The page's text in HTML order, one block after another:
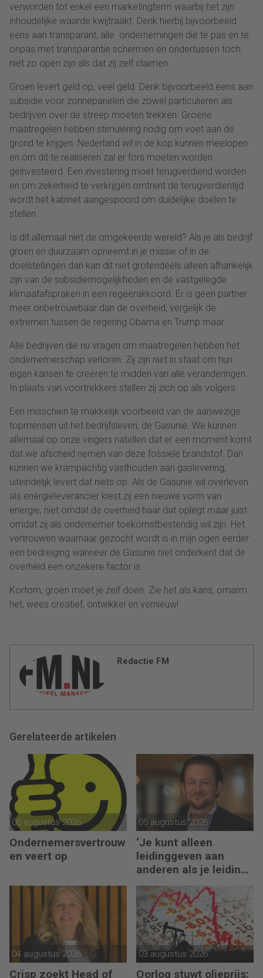
verworden tot enkel een marketingterm waarbij het zijn
inhoudelijke waarde kwijtraakt. Denk hierbij bijvoorbeeld
eens aan transparant, alle ondernemingen die te pas en te
onpas met transparantie schermen en ondertussen toch
niet zo open zijn als dat zij zelf claimen.
Groen levert geld op, veel geld. Denk bijvoorbeeld eens aan
subsidie voor zonnepanelen die zowel particulieren als
bedrijven over de streep moeten trekken. Groene
maatregelen hebben stimulering nodig om voet aan de
grond te krijgen. Nederland wil in de kop kunnen meelopen
en om dit te realiseren zal er fors moeten worden
geïnvesteerd. Een investering moet terugverdiend worden
en om zekerheid te verkrijgen omtrent de terugverdientijd
wordt het kabinet aangespoord om duidelijke doelen te
stellen.
Is dit allemaal niet de omgekeerde wereld? Als je als bedrijf
groen en duurzaam opneemt in je missie of in de
doelstellingen dan kan dit niet grotendeels alleen afhankelijk
zijn van de subsidiemogelijkheden en de vastgelegde
klimaatafspraken in een regeerakkoord. Er is geen partner
meer onbetrouwbaar dan de overheid, vergelijk de
extremen tussen de regering Obama en Trump maar.
Alle bedrijven die nu vragen om maatregelen hebben het
ondernemerschap verloren. Zij zijn niet in staat om hun
eigen kansen te creëren te midden van alle veranderingen.
In plaats van voortrekkers stellen zij zich op als volgers.
Een misschien te makkelijk voorbeeld van de aanwezige
topmensen uit het bedrijfsleven, de Gasunie. We kunnen
allemaal op onze vingers natellen dat er een moment komt
dat we afscheid nemen van deze fossiele brandstof. Dan
kunnen we krampachtig vasthouden aan gaslevering,
uiteindelijk levert dat niets op. Als de Gasunie wil overleven
als energieleverancier kiest zij een nieuwe vorm van
energie, niet omdat de overheid haar dat oplegt maar juist
omdat zij als ondernemer toekomstbestendig wil zijn. Het
vertrouwen waarnaar gezocht wordt is in mijn ogen eerder
een bedreiging wanneer de Gasunie niet onderkent dat de
overheid een onzekere factor is.
Kortom, groen moet je zelf doen. Zie het als kans, omarm
het, wees creatief, ontwikkel en vernieuw!
Redactie FM
Gerelateerde artikelen
06 augustus 2026
Ondernemersvertrouw
en veert op
05 augustus 2026
‘Je kunt alleen
leidinggeven aan
anderen als je leiding
kunt geven aan jezelf’
04 augustus 2026
Crisp zoekt Head of
03 augustus 2026
Oorlog stuwt olieprijs: